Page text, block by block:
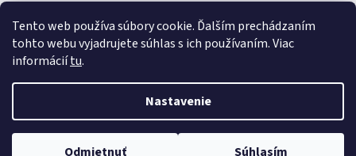
Tento web používa súbory cookie. Ďalším prechádzaním
tohto webu vyjadrujete súhlas s ich používaním. Viac
informáciítu.
Nastavenie
Odmietnuť Súhlasím
EAN: 8592480103774
Vytvoril Shoptet Premium